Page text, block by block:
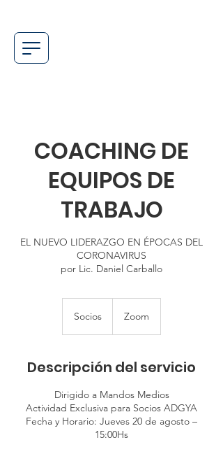
COACHING DE
EQUIPOS DE
TRABAJO
EL NUEVO LIDERAZGO EN ÉPOCAS DEL
CORONAVIRUS
Socios Zoom
Descripción del servicio
Dirigido a Mandos Medios
Actividad Exclusiva para Socios ADGYA
Fecha y Horario: Jueves 20 de agosto –
15:00Hs